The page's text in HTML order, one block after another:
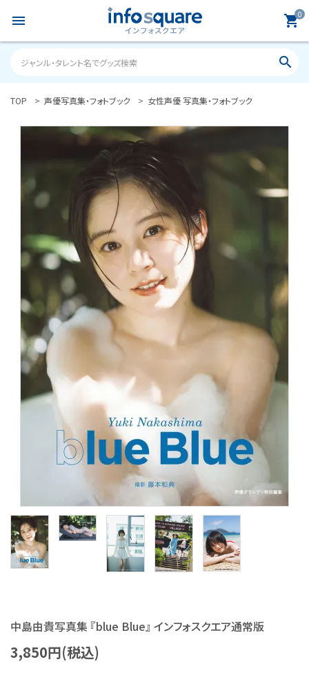
menu 0
shopping_cart
search
search
ログイン person 新規会員登録
カテゴリーから探す
S Cawaii! ME
声優写真集・フォトブック
声優グッズ
アイドル・タレント
ロト・ナンバーズ書籍・グッズ
ご利用ガイド
特定商取引法について
お問い合わせ
TOP 声優写真集・フォトブック 女性声優 写真集・フォトブック
中島由貴写真集 『blue Blue』 インフォスクエア通常版
3,850円(税込)